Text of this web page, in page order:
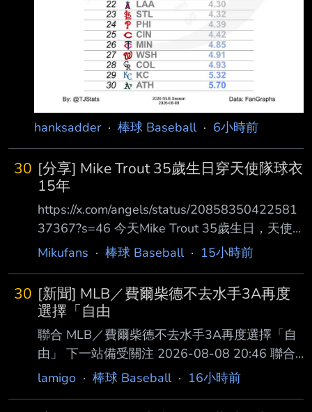
hanksadder· 棒球 Baseball· 6小時前
30 [分享] Mike Trout 35歲生日穿天使隊球衣
15年
https://x.com/angels/status/20858350422581
37367?s=46 今天Mike Trout 35歲生日，天使
官方發布祝賀 查了一下目前Mike Trout 15年16
15年） 在天使隊15年真的很稀有，這隊待15年
某方面來說真的不簡單 1.Mike Trout 2011-（目
前15年16個球季） 2.Garret Anderson 1994-
2008（14年15個球季 3.Tim Salmon 1992-
2006（14年但一
Mikufans · 棒球 Baseball· 15小時前
30 [新聞] MLB／費爾柴德不去水手3A再度
選擇「自由
聯合 MLB／費爾柴德不去水手3A再度選擇「自
由」 下一站備受關注 2026-08-08 20:46 聯合
報／ 記者陳宛晶／即時報導 台美混血球星費爾
lamigo · 棒球 Baseball· 16小時前